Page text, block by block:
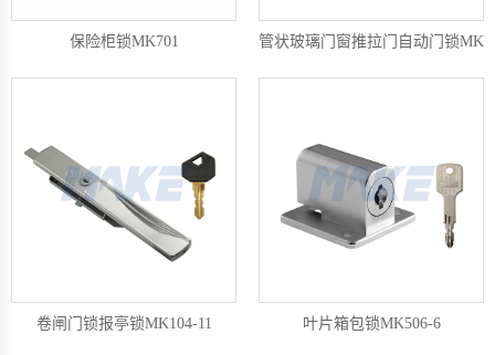
保险柜锁MK701 管状玻璃门窗推拉门自动门锁
卷闸门锁报亭锁MK104-11 叶片箱包锁MK506-6